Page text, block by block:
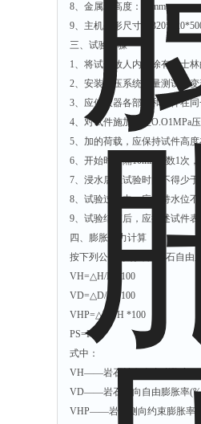
8、金属环高度：55mm
9、主机外形尺寸：
三、试验步骤
1、将试件放人内壁涂有凡士
2、安装加压系统及量测试件
3、应使仪器各部位和试件在
4、对试件施加产生O.O1MPa
5、加的荷载，应保持试件高
6、开始时每隔10min读数1次
7、浸水后总试验时间不得少于
8、试验过程中，应保持水位
9、试验结束后，应描述试件
四、膨胀压力计算
按下列公式分别计算岩石自由
VH=△H/H *100
VD=△D/D *100
VHP=△H1/H *100
PS=F/A
式中：
VH——岩石轴向自由膨胀率
VD——岩石径向自由膨胀率
VHP——岩石侧向约束膨胀率